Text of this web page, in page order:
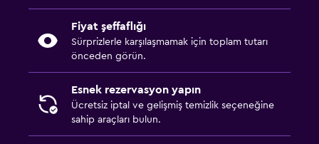
Fiyat şeffaflığı
Sürprizlerle karşılaşmamak için toplam tutarı
önceden görün.
Esnek rezervasyon yapın
Ücretsiz iptal ve gelişmiş temizlik seçeneğine
sahip araçları bulun.